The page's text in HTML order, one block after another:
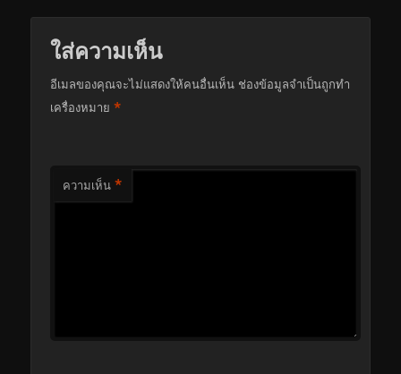
ใส่ความเห็น
อีเมลของคุณจะไม่แสดงให้คนอื่นเห็น ช่องข้อมูลจำเป็นถูกทำ
เครื่องหมาย*
ความเห็น *